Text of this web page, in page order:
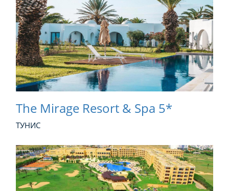
The Mirage Resort & Spa 5*
ТУНИС